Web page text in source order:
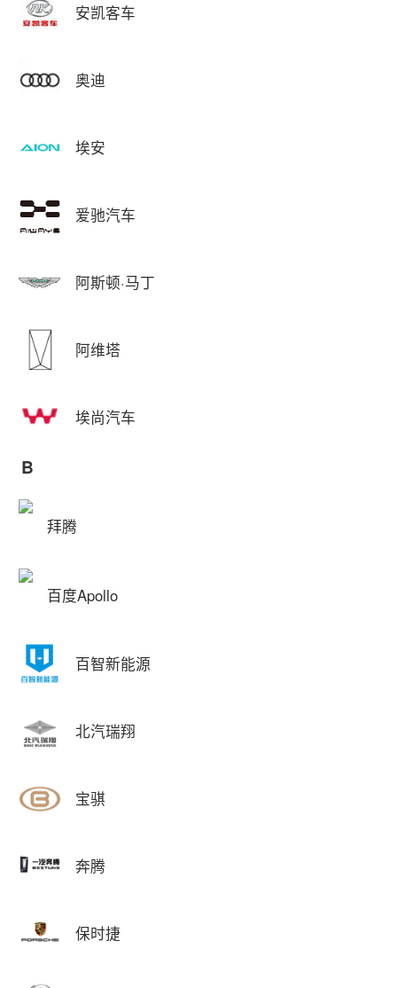
安凯客车
奥迪
埃安
爱驰汽车
阿斯顿·马丁
阿维塔
埃尚汽车
B
拜腾
百度Apollo
百智新能源
北汽瑞翔
宝骐
奔腾
保时捷